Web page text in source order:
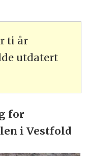
ti år
utdatert
for
i Vestfold